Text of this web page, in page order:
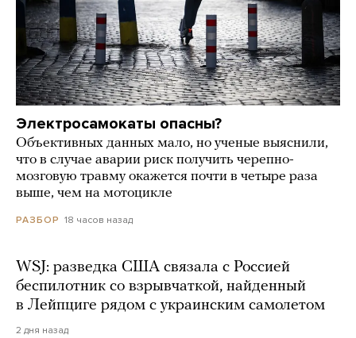
Электросамокаты опасны?
Объективных данных мало, но ученые выяснили,
что в случае аварии риск получить черепно-
мозговую травму окажется почти в четыре раза
выше, чем на мотоцикле
РАЗБОР 18 часов назад
WSJ: разведка США связала с Россией
беспилотник со взрывчаткой, найденный
в Лейпциге рядом с украинским самолетом
2 дня назад